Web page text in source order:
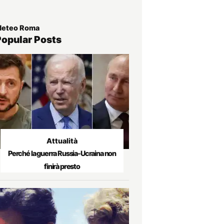
Roma
Posts
Attualità
Perché la guerra Russia-Ucraina non
finirà presto